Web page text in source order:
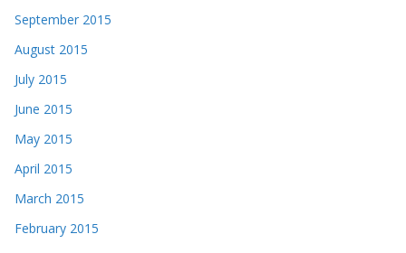
September 2015
August 2015
July 2015
June 2015
May 2015
April 2015
March 2015
February 2015